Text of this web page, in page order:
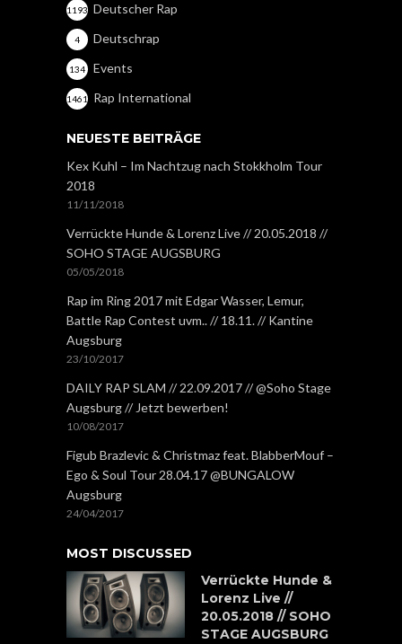
Deutscher Rap
1193
Deutschrap
4
Events
134
Rap International
1461
NEUESTE BEITRÄGE
Kex Kuhl – Im Nachtzug nach Stokkholm Tour
2018
11/11/2018
Verrückte Hunde & Lorenz Live // 20.05.2018 //
SOHO STAGE AUGSBURG
05/05/2018
Rap im Ring 2017 mit Edgar Wasser, Lemur,
Battle Rap Contest uvm.. // 18.11. // Kantine
Augsburg
23/10/2017
DAILY RAP SLAM // 22.09.2017 // @Soho Stage
Augsburg // Jetzt bewerben!
10/08/2017
Figub Brazlevic & Christmaz feat. BlabberMouf –
Ego & Soul Tour 28.04.17 @BUNGALOW
Augsburg
24/04/2017
MOST DISCUSSED
Verrückte Hunde &
Lorenz Live //
20.05.2018 // SOHO
STAGE AUGSBURG